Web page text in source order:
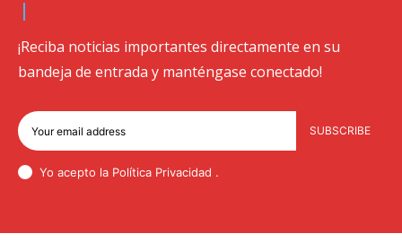
¡Reciba noticias importantes directamente en su
bandeja de entrada y manténgase conectado!
SUBSCRIBE
Yo acepto la Política Privacidad .